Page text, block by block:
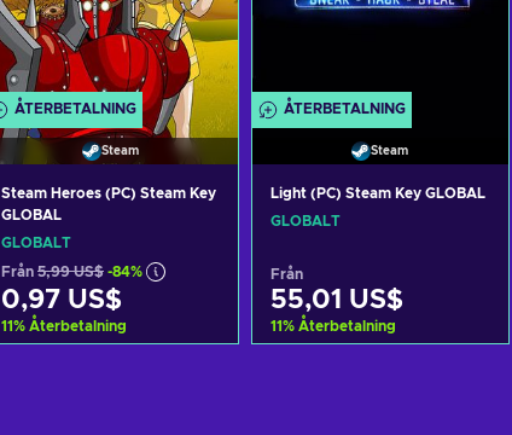
ÅTERBETALNING
Steam
Steam Heroes (PC) Steam Key
GLOBAL
GLOBALT
Från 5,99 US$ -84%
0,97 US$
11% Återbetalning
ÅTERBETALNING
Steam
Light (PC) Steam Key GLOBAL
GLOBALT
Från
55,01 US$
11% Återbetalning